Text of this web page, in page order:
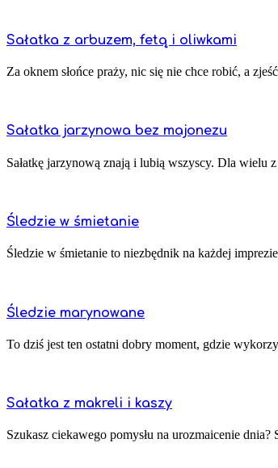
Sałatka z arbuzem, fetą i oliwkami
Za oknem słońce praży, nic się nie chce robić, a
Sałatka jarzynowa bez majonezu
Sałatkę jarzynową znają i lubią wszyscy. Dla wielu
Śledzie w śmietanie
Śledzie w śmietanie to niezbędnik na każdej
Śledzie marynowane
To dziś jest ten ostatni dobry moment, gdzie
Sałatka z makreli i kaszy
Szukasz ciekawego pomysłu na urozmaicenie